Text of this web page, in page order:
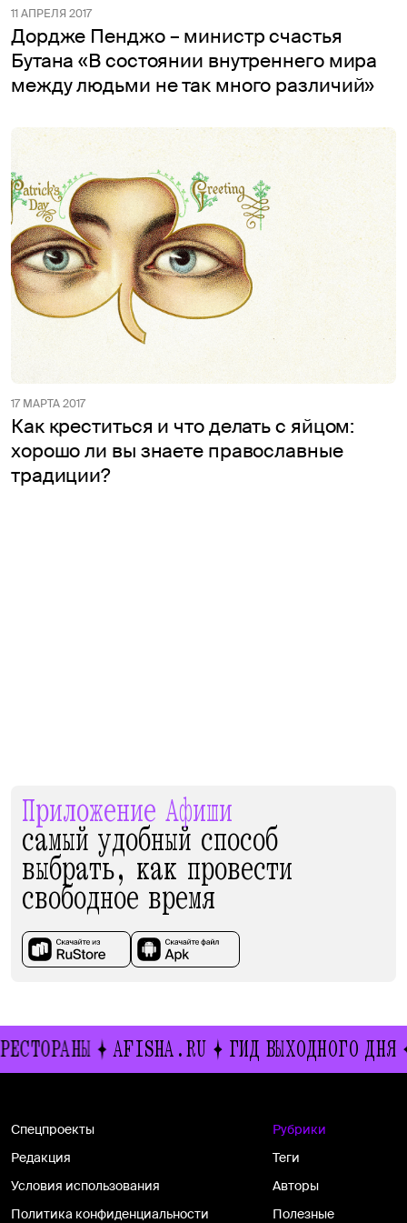
11 АПРЕЛЯ 2017
Дордже Пенджо – министр счастья
Бутана «В состоянии внутреннего мира
между людьми не так много различий»
17 МАРТА 2017
Как креститься и что делать с яйцом:
хорошо ли вы знаете православные
традиции?
Приложение Афиши
самый удобный способ
выбрать, как провести
свободное время
AFISHA.RU ГИД ВЫХОДНОГО ДНЯ
Спецпроекты
Редакция
Условия использования
Политика конфиденциальности
Рубрики
Теги
Авторы
Полезные